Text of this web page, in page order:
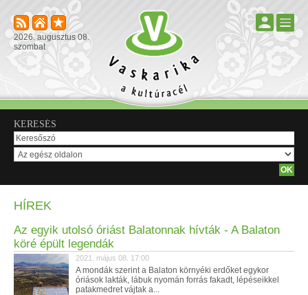
2026. augusztus 08.
szombat
KERESÉS
HÍREK
Az egyik utolsó óriást Balatonnak hívták - A Balaton
köré épült legendák
2021. május 08. 17:00
A mondák szerint a Balaton környéki erdőket egykor
óriások lakták, lábuk nyomán forrás fakadt, lépéseikkel
patakmedret vájtak a...